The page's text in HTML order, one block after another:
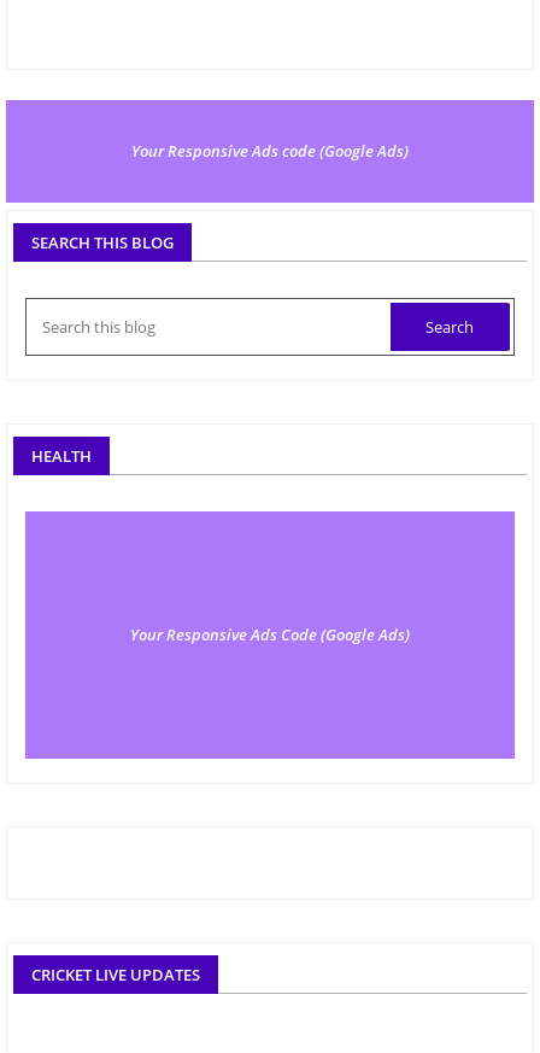
Your Responsive Ads code (Google Ads)
SEARCH THIS BLOG
HEALTH
Your Responsive Ads Code (Google Ads)
CRICKET LIVE UPDATES